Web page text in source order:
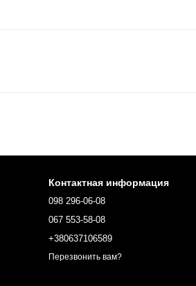
Контактная информация
098 296-06-08
067 553-58-08
+380637106589
Перезвонить вам?